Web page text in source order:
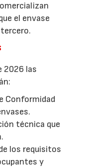
el envase
2026 las
Conformidad
técnica que
los requisitos
y